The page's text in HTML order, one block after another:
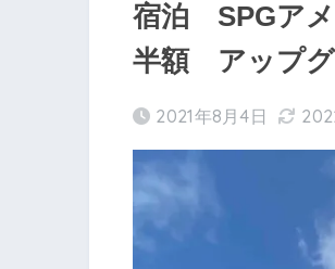
宿泊 SPGアメ
半額 アップグ
2021年8月4日